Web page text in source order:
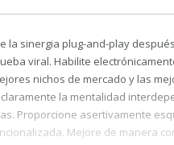
la sinergia plug-and-play
viral. Habilite
nichos de mercado y las
la mentalidad
Proporcione asertivamente
Mejore de manera